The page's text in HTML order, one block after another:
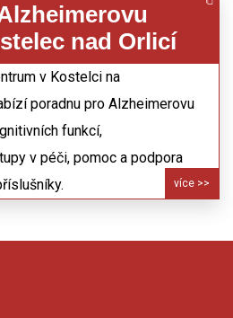
nad Orlicí
v Kostelci na
poradnu pro Alzheimerovu
funkcí,
v péči, pomoc a podpora
více >>